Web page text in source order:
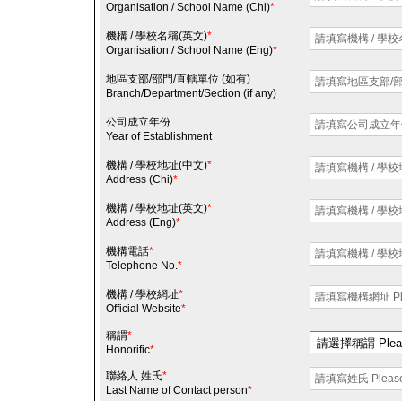
Organisation / School Name (Chi)*
機構 / 學校名稱(英文)*
Organisation / School Name (Eng)*
地區支部/部門/直轄單位 (如有)
Branch/Department/Section (if any)
公司成立年份
Year of Establishment
機構 / 學校地址(中文)*
Address (Chi)*
機構 / 學校地址(英文)*
Address (Eng)*
機構電話*
Telephone No.*
機構 / 學校網址*
Official Website*
稱謂*
Honorific*
聯絡人 姓氏*
Last Name of Contact person*